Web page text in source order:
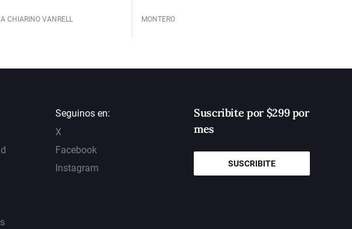
CHIARINO VANRELL MONTERO
Seguinos en:
X
Facebook
Instagram
Suscribite por $299 por
mes
SUSCRIBITE